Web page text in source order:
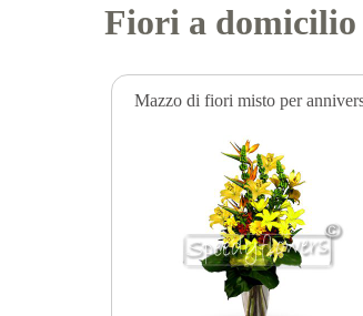
Fiori a
Mazzo di fiori misto per